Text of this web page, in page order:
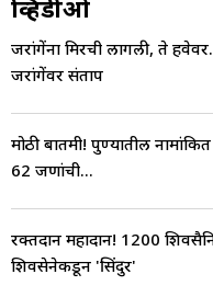
व्हिडीओ
जरांगेंना मिरची लागली, ते
जरांगेंवर संताप
मोठी बातमी! पुण्यातील
62 जणांची...
रक्तदान महादान! 1200
शिवसेनेकडून 'सिंदुर'